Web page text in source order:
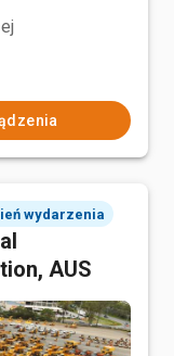
wydarzenia
AUS